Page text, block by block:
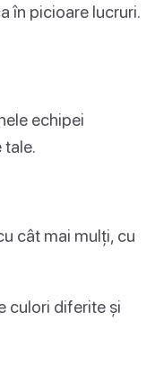
în picioare lucruri.
echipei
tale.
cât mai mulți, cu
culori diferite și